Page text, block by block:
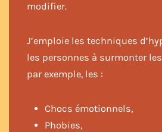
modifier.
J’emploie les techniques
les personnes à surmonter
par exemple, les :
Chocs émotionnels,
Phobies,